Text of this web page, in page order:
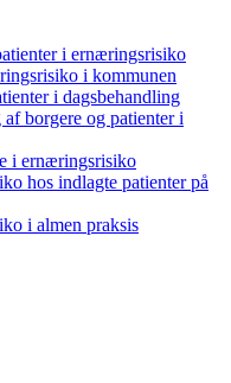
i ernæringsrisiko
i kommunen
i dagsbehandling
borgere og patienter i
i ernæringsrisiko
hos indlagte patienter på
i almen praksis